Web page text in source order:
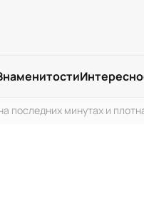
последних минутах и